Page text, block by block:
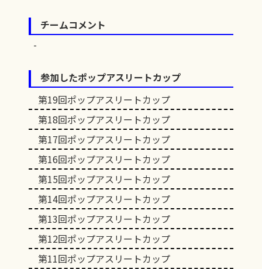
チームコメント
参加したポップアスリートカップ
第19回ポップアスリートカップ
第18回ポップアスリートカップ
第17回ポップアスリートカップ
第16回ポップアスリートカップ
第15回ポップアスリートカップ
第14回ポップアスリートカップ
第13回ポップアスリートカップ
第12回ポップアスリートカップ
第11回ポップアスリートカップ